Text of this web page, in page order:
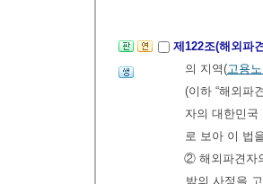
제122조(해외파
의 지역(고용
(이하 “해외파
자의 대한민
로 보아 이 법
② 해외파견자
밖의 사정을